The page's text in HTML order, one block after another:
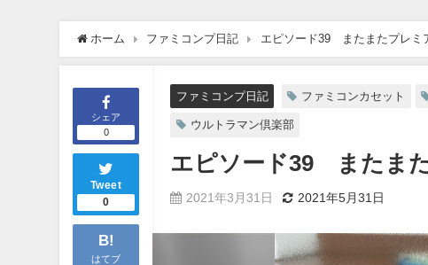
ホーム ファミコンプ日記 エピソード39 またまたプレミ
シェア
0
Tweet
0
B!
はてブ
ファミコンプ日記 ファミコンカセット
ウルトラマン倶楽部
エピソード39 またま
2021年3月31日 2021年5月31日